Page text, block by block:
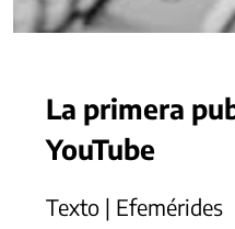
La primera
YouTube
Texto | Efemérides